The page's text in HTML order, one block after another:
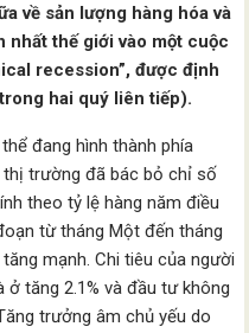
về sản lượng hàng hóa và
nhất thế giới vào một cuộc
recession”, được định
hai quý liên tiếp).
đang hình thành phía
trường đã bác bỏ chỉ số
theo tỷ lệ hàng năm điều
từ tháng Một đến tháng
mạnh. Chi tiêu của người
ở tăng 2.1% và đầu tư không
trưởng âm chủ yếu do